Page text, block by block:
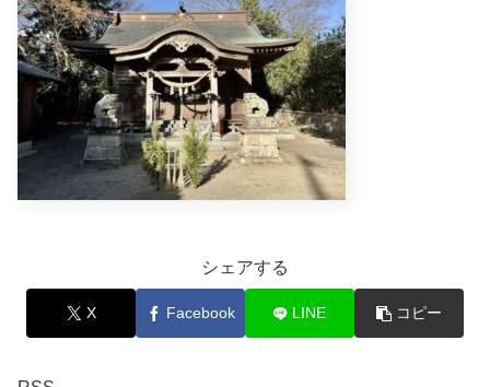
シェアする
X Facebook LINE コピー